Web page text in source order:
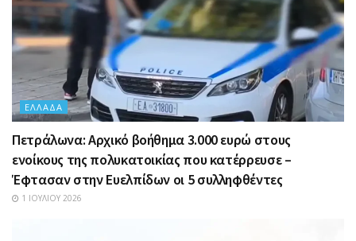
ΕΛΛΆΔΑ
Πετράλωνα: Αρχικό βοήθημα 3.000 ευρώ στους
ενοίκους της πολυκατοικίας που κατέρρευσε –
Έφτασαν στην Ευελπίδων οι 5 συλληφθέντες
1 ΙΟΥΛΊΟΥ 2026